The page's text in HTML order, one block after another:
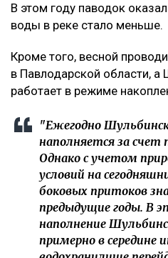
В этом году паводок
воды в реке стало меньше.
Кроме того, весной
в Павлодарской области,
работает в режиме
"Ежегодно
наполняется за счет
Однако с учетом
условий на
боковых притоков
предыдущие годы. В
наполнение
примерно в середине